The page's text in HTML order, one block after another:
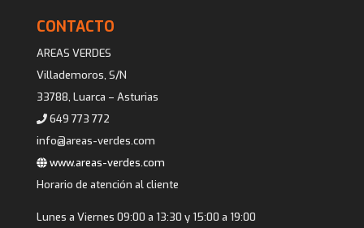
CONTACTO
AREAS VERDES
Villademoros, S/N
33788, Luarca – Asturias
649 773 772
info@areas-verdes.com
www.areas-verdes.com
Horario de atención al cliente
Lunes a Viernes 09:00 a 13:30 y 15:00 a 19:00